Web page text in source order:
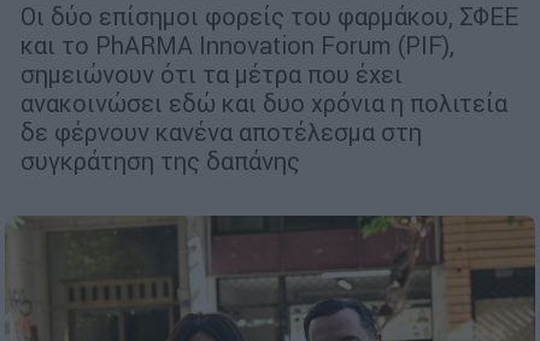
Οι δύο επίσημοι φορείς του φαρμάκου, ΣΦΕΕ
και το PhARMA Innovation Forum (PIF),
σημειώνουν ότι τα μέτρα που έχει
ανακοινώσει εδώ και δυο χρόνια η πολιτεία
δε φέρνουν κανένα αποτέλεσμα στη
συγκράτηση της δαπάνης